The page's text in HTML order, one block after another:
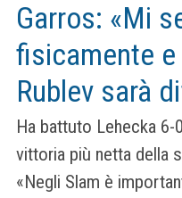
Garros: «Mi
fisicamente
Rublev sarà
Ha battuto Lehecka
vittoria più netta della
«Negli Slam è